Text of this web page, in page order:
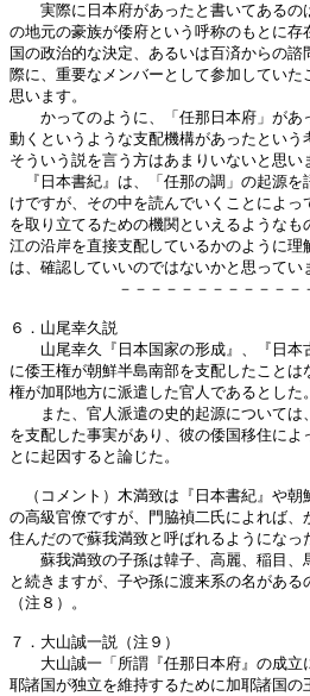
実際に日本府があったと書いてあるの
の地元の豪族が倭府という呼称のもとに
国の政治的な決定、あるいは百済からの
際に、重要なメンバーとして参加していた
思います。
かってのように、「任那日本府」があ
動くというような支配機構があったという
そういう説を言う方はあまりいないと思い
『日本書紀』は、「任那の調」の起源を
けですが、その中を読んでいくことによ
を取り立てるための機関といえるような
江の沿岸を直接支配しているかのように理
は、確認していいのではないかと思ってい
－－－－－－－－－－－－－－
６．山尾幸久説
山尾幸久『日本国家の形成』、『日本
に倭王権が朝鮮半島南部を支配したこと
権が加耶地方に派遣した官人であるとした。
また、官人派遣の史的起源については
を支配した事実があり、彼の倭国移住に
とに起因すると論じた。
（コメント）木満致は『日本書紀』や朝
の高級官僚ですが、門脇禎二氏によれば
住んだので蘇我満致と呼ばれるようになっ
蘇我満致の子孫は韓子、高麗、稲目、
と続きますが、子や孫に渡来系の名があ
（注８）。
７．大山誠一説（注９）
大山誠一「所謂『任那日本府』の成立
耶諸国が独立を維持するために加耶諸国